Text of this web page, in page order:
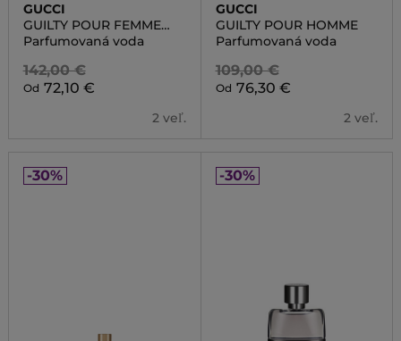
GUCCI
GUILTY POUR FEMME
INTENSE
Parfumovaná voda
142,00 €
Od 72,10 €
2 veľ.
GUCCI
GUILTY POUR HOMME
Parfumovaná voda
109,00 €
Od 76,30 €
2 veľ.
-30% -30%